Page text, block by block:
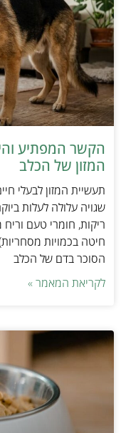
הקשר המפתיע
המזון של הכלב
תעשיית המזון לבעלי
שגויה עלולה לעלות
ריקות, חומרי טעם וריח
חיטה בכמויות
הסוכר בדם של הכלב
לקריאת המאמר »